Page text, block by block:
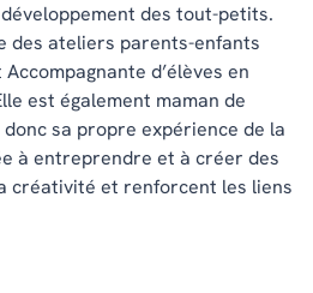
des tout-petits.
des ateliers parents-enfants
d’élèves en
est également maman de
sa propre expérience de la
à entreprendre et à créer des
créativité et renforcent les liens